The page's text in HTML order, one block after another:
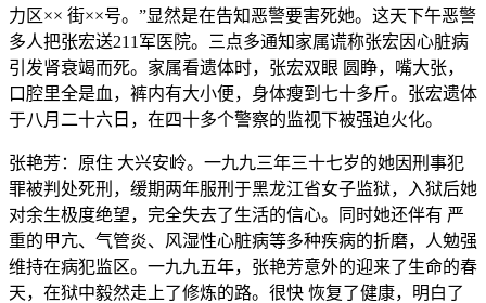
力区×× 街××号。”显然是在告知恶警要害死她。这天下午恶警
多人把张宏送211军医院。三点多通知家属谎称张宏因心脏病
引发肾衰竭而死。家属看遗体时，张宏双眼 圆睁，嘴大张，
口腔里全是血，裤内有大小便，身体瘦到七十多斤。张宏遗体
于八月二十六日，在四十多个警察的监视下被强迫火化。
张艳芳：原住 大兴安岭。一九九三年三十七岁的她因刑事犯
罪被判处死刑，缓期两年服刑于黑龙江省女子监狱，入狱后她
对余生极度绝望，完全失去了生活的信心。同时她还伴有 严
重的甲亢、气管炎、风湿性心脏病等多种疾病的折磨，人勉强
维持在病犯监区。一九九五年，张艳芳意外的迎来了生命的春
天，在狱中毅然走上了修炼的路。很快 恢复了健康，明白了